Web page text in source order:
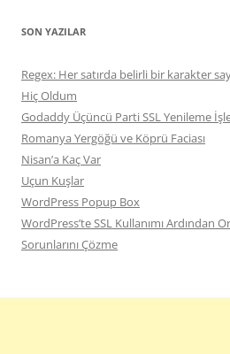
SON YAZILAR
Regex: Her satırda belirli bir karakter
Hiç Oldum
Godaddy Üçüncü Parti SSL Yenileme
Romanya Yergöğü ve Köprü Faciası
Nisan’a Kaç Var
Uçun Kuşlar
WordPress Popup Box
WordPress’te SSL Kullanımı Ardından
Sorunlarını Çözme